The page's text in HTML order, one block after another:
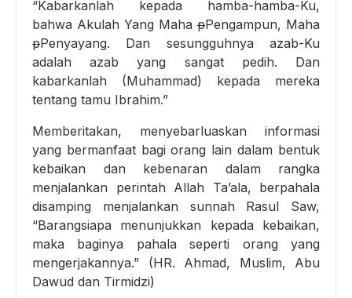
“Kabarkanlah kepada hamba-hamba-Ku,
bahwa Akulah Yang Maha pPengampun, Maha
pPenyayang. Dan sesungguhnya azab-Ku
adalah azab yang sangat pedih. Dan
kabarkanlah (Muhammad) kepada mereka
tentang tamu Ibrahim.”
Memberitakan, menyebarluaskan informasi
yang bermanfaat bagi orang lain dalam bentuk
kebaikan dan kebenaran dalam rangka
menjalankan perintah Allah Ta’ala, berpahala
disamping menjalankan sunnah Rasul Saw,
“Barangsiapa menunjukkan kepada kebaikan,
maka baginya pahala seperti orang yang
mengerjakannya.” (HR. Ahmad, Muslim, Abu
Dawud dan Tirmidzi)